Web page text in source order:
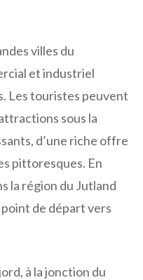
villes du
et industriel
Les touristes peuvent
sous la
d’une riche offre
pittoresques. En
la région du Jutland
de départ vers
à la jonction du